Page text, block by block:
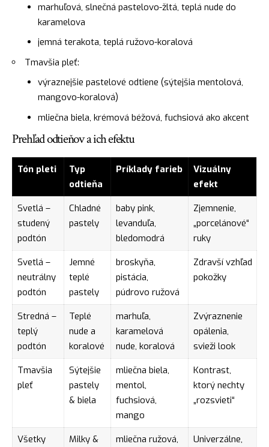
marhuľová, slnečná pastelovo-žltá, teplá nude do
karamelova
jemná terakota, teplá ružovo-koralová
Tmavšia pleť:
výraznejšie pastelové odtiene (sýtejšia mentolová,
mangovo-koralová)
mliečna biela, krémová béžová, fuchsiová ako akcent
Prehľad odtieňov a ich efektu
Tón pleti
Typ
odtieňa
Príklady farieb
Vizuálny
efekt
Svetlá –
studený
podtón
Chladné
pastely
baby pink,
levanduľa,
bledomodrá
Zjemnenie,
„porcelánové“
ruky
Svetlá –
neutrálny
podtón
Jemné
teplé
pastely
broskyňa,
pistácia,
púdrovo ružová
Zdravší vzhľad
pokožky
Stredná –
teplý
podtón
Teplé
nude a
koralové
marhuľa,
karamelová
nude, koralová
Zvýraznenie
opálenia,
svieži look
Tmavšia
pleť
Sýtejšie
pastely
& biela
mliečna biela,
mentol,
fuchsiová,
mango
Kontrast,
ktorý nechty
„rozsvieti“
Všetky Milky & mliečna ružová, Univerzálne,